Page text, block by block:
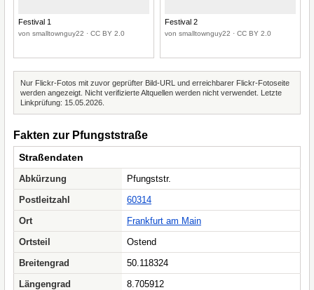
Festival 1
von smalltownguy22 · CC BY 2.0
Festival 2
von smalltownguy22 · CC BY 2.0
Nur Flickr-Fotos mit zuvor geprüfter Bild-URL und erreichbarer Flickr-Fotoseite
werden angezeigt. Nicht verifizierte Altquellen werden nicht verwendet. Letzte
Linkprüfung: 15.05.2026.
Fakten zur Pfungststraße
Straßendaten
Abkürzung
Pfungststr.
Postleitzahl
60314
Ort
Frankfurt am Main
Ortsteil
Ostend
Breitengrad
50.118324
Längengrad
8.705912